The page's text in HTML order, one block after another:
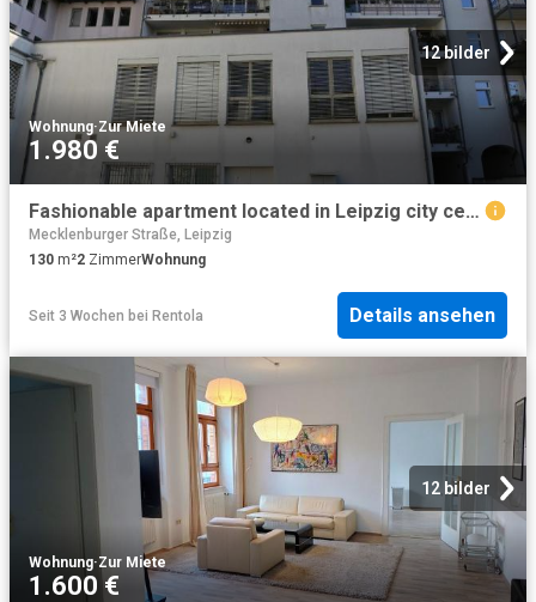
12 bilder
Wohnung·Zur Miete
1.980 €
Fashionable apartment located in Leipzig city center, Leipzig Amsterdam Apartments for Rent
Mecklenburger Straße, Leipzig
130 m²2 ZimmerWohnung
Seit 3 Wochen bei Rentola Details ansehen
12 bilder
Wohnung·Zur Miete
1.600 €